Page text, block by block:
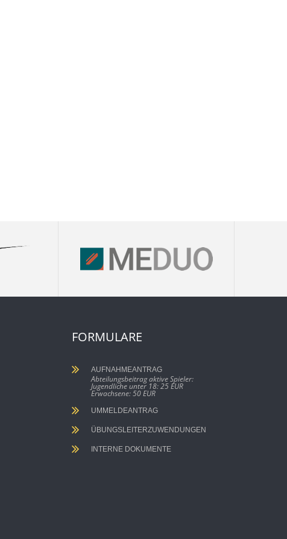
FORMULARE
AUFNAHMEANTRAG
Abteilungsbeitrag aktive Spieler:
Jugendliche unter 18: 25 EUR
Erwachsene: 50 EUR
UMMELDEANTRAG
ÜBUNGSLEITERZUWENDUNGEN
INTERNE DOKUMENTE